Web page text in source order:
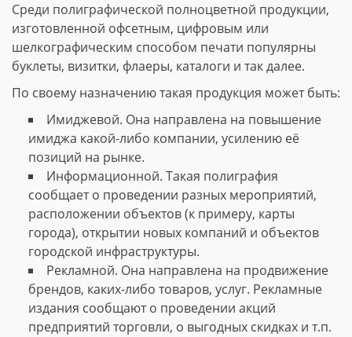
Среди полиграфической полноцветной продукции,
изготовленной офсетным, цифровым или
шелкографическим способом печати популярны
буклеты, визитки, флаеры, каталоги и так далее.
По своему назначению такая продукция может быть:
Имиджевой. Она направлена на повышение
имиджа какой-либо компании, усилению её
позиций на рынке.
Информационной. Такая полиграфия
сообщает о проведении разных мероприятий,
расположении объектов (к примеру, карты
города), открытии новых компаний и объектов
городской инфраструктуры.
Рекламной. Она направлена на продвижение
брендов, каких-либо товаров, услуг. Рекламные
издания сообщают о проведении акций
предприятий торговли, о выгодных скидках и т.п.